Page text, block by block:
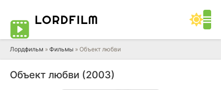
LORDFILM
Лордфильм » Фильмы » Объект любви
Объект любви (2003)